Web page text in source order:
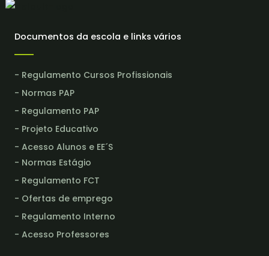
Documentos da escola e links vários
- Regulamento Cursos Profissionais
- Normas PAP
- Regulamento PAP
- Projeto Educativo
- Acesso Alunos e EE´S
- Normas Estágio
- Regulamento FCT
- Ofertas de emprego
- Regulamento Interno
- Acesso Professores